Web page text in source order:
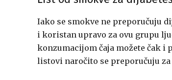
Iako se smokve ne preporučuju
i koristan upravo za ovu grupu
konzumacijom čaja možete čak
listovi naročito se preporučuju